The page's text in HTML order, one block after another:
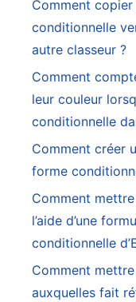
Comment
conditionnelle
autre classeur ?
Comment
leur couleur
conditionnelle
Comment créer
forme
Comment
l’aide d’une
conditionnelle
Comment
auxquelles fait